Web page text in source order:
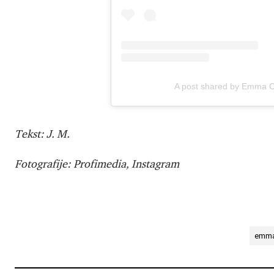
A post shared by Emma
Tekst: J. M.
Fotografije: Profimedia, Instagram